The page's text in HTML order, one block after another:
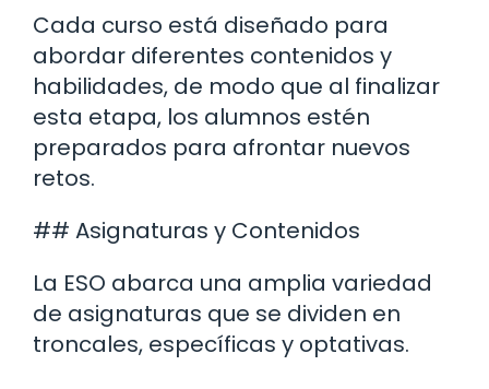
Cada curso está diseñado para
abordar diferentes contenidos y
habilidades, de modo que al finalizar
esta etapa, los alumnos estén
preparados para afrontar nuevos
retos.
## Asignaturas y Contenidos
La ESO abarca una amplia variedad
de asignaturas que se dividen en
troncales, específicas y optativas.